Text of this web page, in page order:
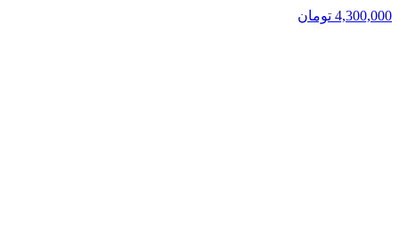
4,300,000 تومان